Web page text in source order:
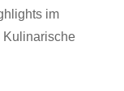
im
Kulinarische